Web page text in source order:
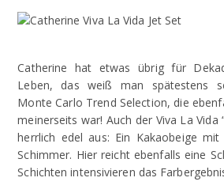
Catherine hat etwas übrig für
Leben, das weiß man spätestens
Monte Carlo Trend Selection, die
meinerseits war! Auch der Viva La Vida
herrlich edel aus: Ein Kakaobeige
Schimmer. Hier reicht ebenfalls eine
Schichten intensivieren das